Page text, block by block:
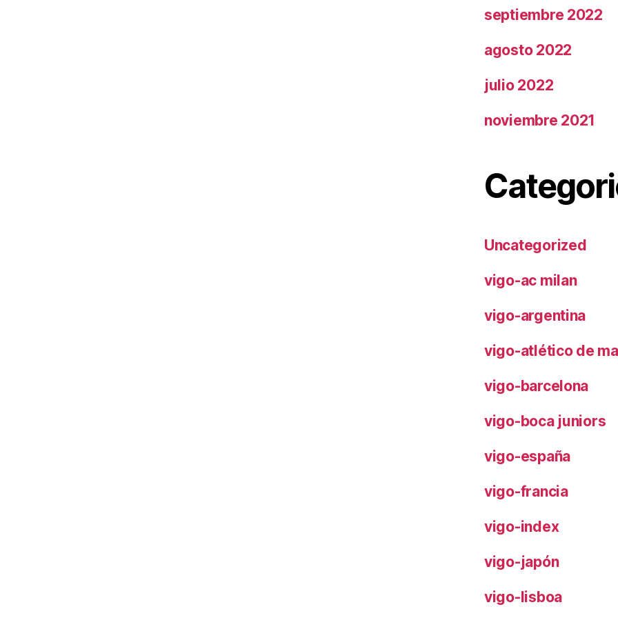
septiembre 2022
agosto 2022
julio 2022
noviembre 2021
Uncategorized
vigo-ac milan
vigo-argentina
vigo-atlético de
vigo-barcelona
vigo-boca juniors
vigo-españa
vigo-francia
vigo-index
vigo-japón
vigo-lisboa